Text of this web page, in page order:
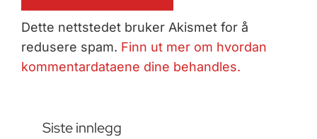
Dette nettstedet bruker Akismet for å
redusere spam. Finn ut mer om hvordan
kommentardataene dine behandles.
Siste innlegg